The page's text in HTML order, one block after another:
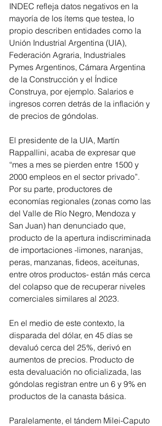
INDEC refleja datos negativos en la
mayoría de los ítems que testea, lo
propio describen entidades como la
Unión Industrial Argentina (UIA),
Federación Agraria, Industriales
Pymes Argentinos, Cámara Argentina
de la Construcción y el Índice
Construya, por ejemplo. Salarios e
ingresos corren detrás de la inflación y
de precios de góndolas.
El presidente de la UIA, Martín
Rappallini, acaba de expresar que
“mes a mes se pierden entre 1500 y
2000 empleos en el sector privado”.
Por su parte, productores de
economías regionales (zonas como las
del Valle de Río Negro, Mendoza y
San Juan) han denunciado que,
producto de la apertura indiscriminada
de importaciones -limones, naranjas,
peras, manzanas, fideos, aceitunas,
entre otros productos- están más cerca
del colapso que de recuperar niveles
comerciales similares al 2023.
En el medio de este contexto, la
disparada del dólar, en 45 días se
devaluó cerca del 25%, derivó en
aumentos de precios. Producto de
esta devaluación no oficializada, las
góndolas registran entre un 6 y 9% en
productos de la canasta básica.
Paralelamente, el tándem Milei-Caputo